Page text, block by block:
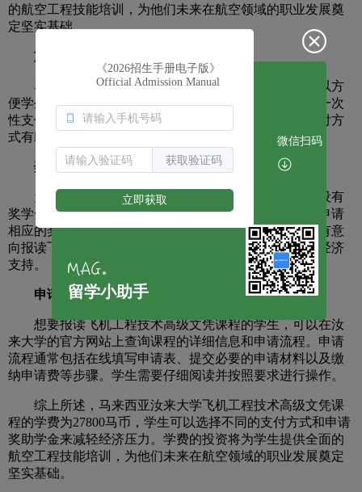
的航空工程技能培训，为他们未来在航空领域的职业发展奠
定坚实基础。
支付方式
马来西亚汝来大学为学生提供多种学费支付方式，以方
便学生根据自己的情况选择合适的方式。学生可以选择一次
性支付全年学费，也可以选择分期支付。这种灵活的支付方
式有助于减轻学生在短期内的经济压力。
奖学金与助学金
为了鼓励优秀的学生继续深造，马来西亚汝来大学设有
奖学金和助学金项目。学生可以根据自己的成绩和表现申请
相应的奖学金或助学金，从而减轻部分学费负担。这为有意
向报读飞机工程技术高级文凭课程的学生提供了额外的经济
支持。
申请流程
想要报读飞机工程技术高级文凭课程的学生，可以在汝
来大学的官方网站上查询课程的详细信息和申请流程。申请
流程通常包括在线填写申请表、提交必要的申请材料以及缴
纳申请费等步骤。学生需要仔细阅读并按照要求进行操作。
综上所述，马来西亚汝来大学飞机工程技术高级文凭课
程的学费为27800马币，学生可以选择不同的支付方式和申请
奖助学金来减轻经济压力。学费的投资将为学生提供全面的
航空工程技能培训，为他们未来在航空领域的职业发展奠定
坚实基础。
《2026招生手册电子版》
Official Admission Manual
获取验证码
立即获取
留学小助手
微信扫码